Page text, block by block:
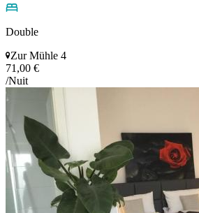
Double
Zur Mühle 4
71,00 €
/Nuit